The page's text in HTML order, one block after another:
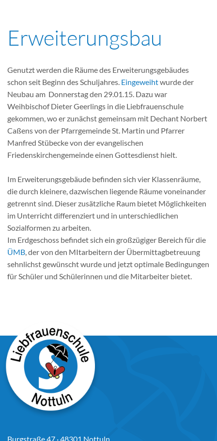
Erweiterungsbau
Genutzt werden die Räume des Erweiterungsgebäudes
schon seit Beginn des Schuljahres. Eingeweihtwurde der
Neubau am Donnerstag den 29.01.15. Dazu war
Weihbischof Dieter Geerlings in die Liebfrauenschule
gekommen, wo er zunächst gemeinsam mit Dechant Norbert
Caßens von der Pfarrgemeinde St. Martin und Pfarrer
Manfred Stübecke von der evangelischen
Friedenskirchengemeinde einen Gottesdienst hielt.
Im Erweiterungsgebäude befinden sich vier Klassenräume,
die durch kleinere, dazwischen liegende Räume voneinander
getrennt sind. Dieser zusätzliche Raum bietet Möglichkeiten
im Unterricht differenziert und in unterschiedlichen
Sozialformen zu arbeiten.
Im Erdgeschoss befindet sich ein großzügiger Bereich für die
ÜMB, der von den MItarbeitern der Übermittagbetreuung
sehnlichst gewünscht wurde und jetzt optimale Bedingungen
für Schüler und Schülerinnen und die Mitarbeiter bietet.
Burgstraße 47 · 48301 Nottuln